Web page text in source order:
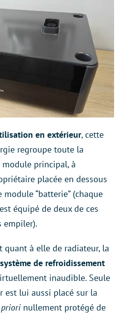
en extérieur, cette
regroupe toute la
module principal, à
placée en dessous
“batterie” (chaque
équipé de deux de ces
empiler).
quant à elle de radiateur, la
système de refroidissement
inaudible. Seule
est lui aussi placé sur la
nullement protégé de